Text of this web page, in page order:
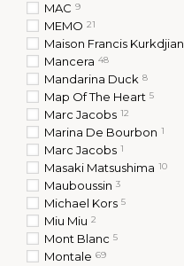
MAC 9
MEMO 21
Maison Francis Kurkdjian
Mancera 48
Mandarina Duck 8
Map Of The Heart 5
Marc Jacobs 12
Marina De Bourbon 1
Marс Jacobs 1
Masaki Matsushima 10
Mauboussin 3
Michael Kors 5
Miu Miu 2
Mont Blanc 5
Montale 69